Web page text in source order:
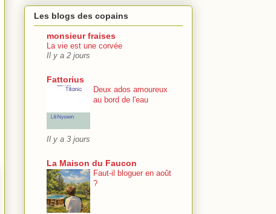
Les blogs des copains
monsieur fraises
La vie est une corvée
Il y a 2 jours
Fattorius
Deux ados amoureux
au bord de l'eau
Il y a 3 jours
La Maison du Faucon
Faut-il bloguer en août
?